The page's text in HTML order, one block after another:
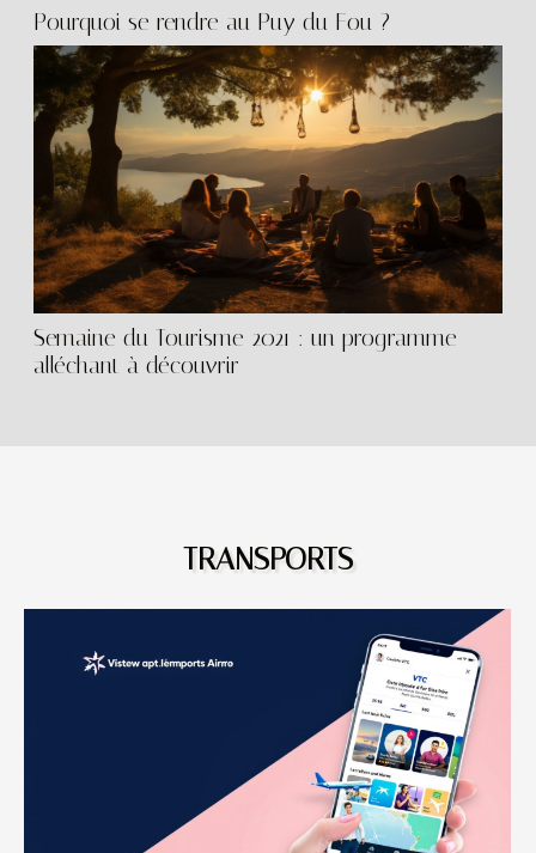
Pourquoi se rendre au Puy du Fou ?
Semaine du Tourisme 2021 : un programme
alléchant à découvrir
TRANSPORTS